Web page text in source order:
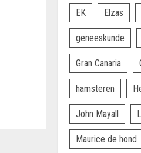
EK Elzas
geneeskunde
Gran Canaria
hamsteren
John Mayall
Maurice de hond